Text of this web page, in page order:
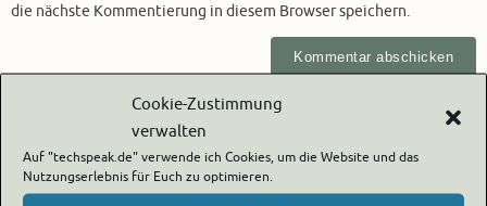
Cookie-Zustimmung
verwalten
Auf "techspeak.de" verwende ich Cookies, um die Website und das
Nutzungserlebnis für Euch zu optimieren.
die nächste Kommentierung in diesem Browser speichern.
Diese Website verwendet Akismet, um Spam zu reduzieren.
wie deine Kommentardaten verarbeitet werden.